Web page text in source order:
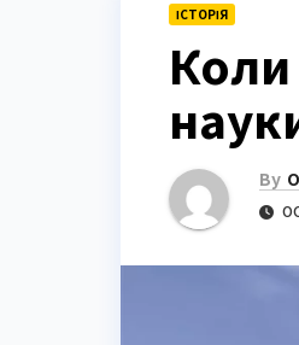
ІСТОРІЯ
By